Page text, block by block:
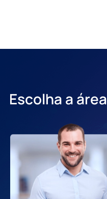
Escolha a área